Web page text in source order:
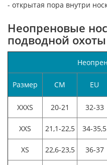
- открытая пора внутри
Неопреновые
подводной охоты
Размер CM EU
XXXS
20-21 32-33
XXS 21,1-22,5 34-35,5
XS 22,6-23,5 36-37